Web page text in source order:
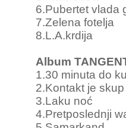
6.Pubertet vlada
7.Zelena fotelja
8.L.A.krdija
Album
1.30 minuta do
2.Kontakt je skup
3.Laku noć
4.Pretposlednji